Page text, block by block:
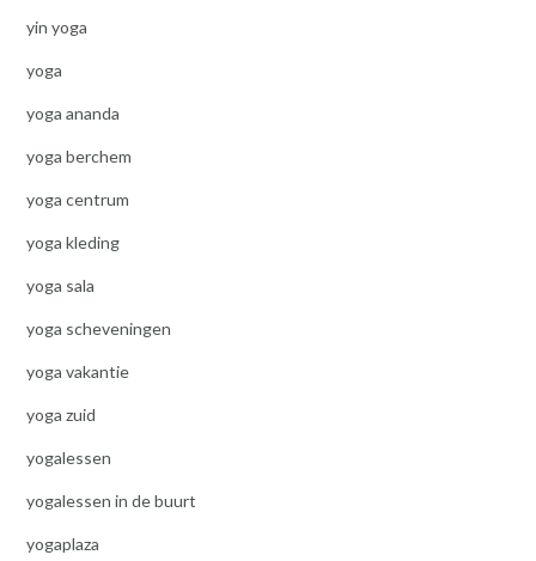
yin yoga
yoga
yoga ananda
yoga berchem
yoga centrum
yoga kleding
yoga sala
yoga scheveningen
yoga vakantie
yoga zuid
yogalessen
yogalessen in de buurt
yogaplaza